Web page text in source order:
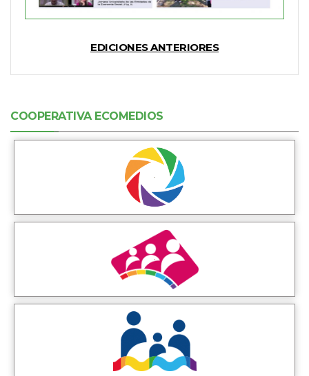
EDICIONES ANTERIORES
COOPERATIVA ECOMEDIOS